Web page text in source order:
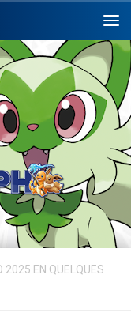
2025 EN QUELQUES